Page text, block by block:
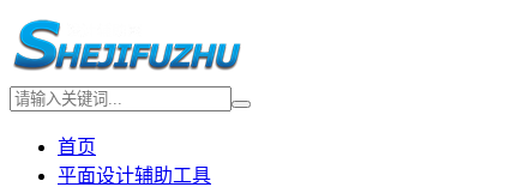
首页
平面设计辅助工具